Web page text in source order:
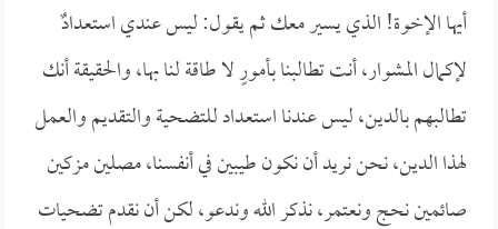
أيها الإخوة! الذي يسير معك ثم يقول: ليس عندي استعدادٌ
لإكمال المشوار، أنت تطالبنا بأمورٍ لا طاقة لنا بها، والحقيقة أنك
تطالبهم بالدين، ليس عندنا استعداد للتضحية والتقديم والعمل
لهذا الدين، نحن نريد أن نكون طيبين في أنفسنا، مصلين مزكين
صائمين نحج ونعتمر، نذكر الله وندعو، لكن أن نقدم تضحيات